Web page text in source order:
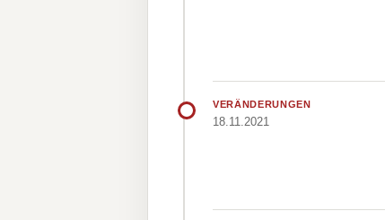
VERÄNDERUNGEN
18.11.2021